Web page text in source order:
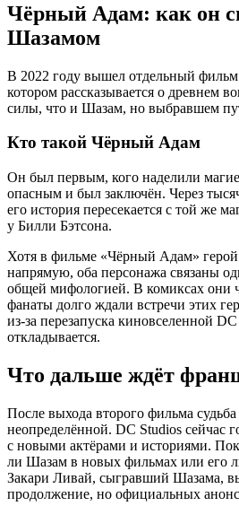
Чёрный Адам: как он
Шазамом
В 2022 году вышел отдельный
котором рассказывается о древнем
силы, что и Шазам, но выбравшем
Кто такой Чёрный Адам
Он был первым, кого наделили
опасным и был заключён. Через
его история пересекается с той же
у Билли Бэтсона.
Хотя в фильме «Чёрный Адам»
напрямую, оба персонажа связаны
общей мифологией. В комиксах они
фанаты долго ждали встречи этих
из-за перезапуска киновселенной
откладывается.
Что дальше ждёт
После выхода второго фильма
неопределённой. DC Studios сейчас
с новыми актёрами и историями.
ли Шазам в новых фильмах или его
Закари Ливай, сыгравший Шазама,
продолжение, но официальных